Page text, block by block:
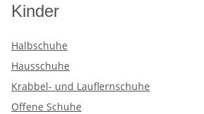
Kinder
Halbschuhe
Hausschuhe
Krabbel- und Lauflernschuhe
Offene Schuhe